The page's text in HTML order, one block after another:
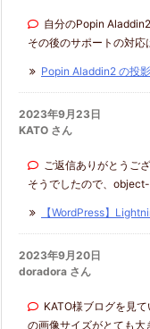
自分のPopin
その後のサポートの対応
Popin Aladdin2 の投
2023年9月23日
KATO さん
ご返信ありがとうご
そうでしたので、
【WordPress】
2023年9月20日
doradora さん
KATO様ブログを見
の画像サイズがとても大